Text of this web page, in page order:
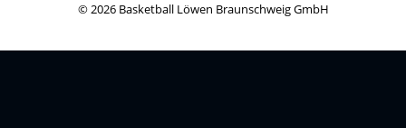
© 2026 Basketball Löwen Braunschweig GmbH